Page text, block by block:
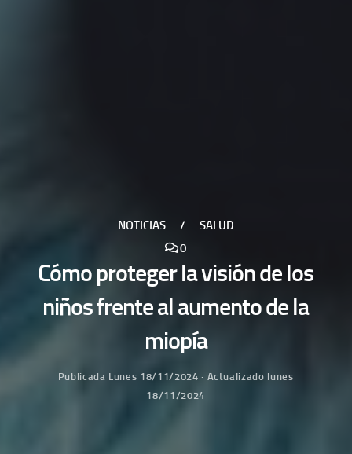
NOTICIAS /
SALUD
0
Cómo proteger la visión de los
niños frente al aumento de la
miopía
Publicada Lunes 18/11/2024 · Actualizado lunes
18/11/2024